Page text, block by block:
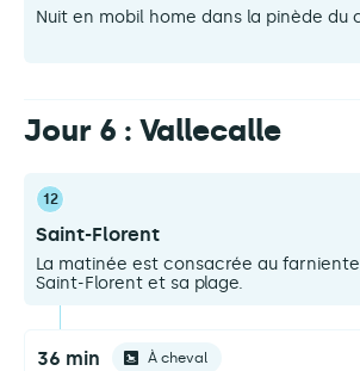
Nuit en mobil home dans la pinède du
Jour 6 : Vallecalle
12
Saint-Florent
La matinée est consacrée au
Saint-Florent et sa plage.
36 min À cheval